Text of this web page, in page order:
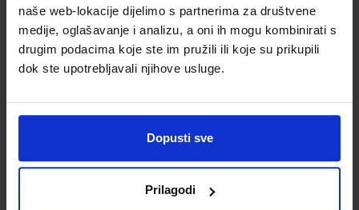
naše web-lokacije dijelimo s partnerima za društvene
medije, oglašavanje i analizu, a oni ih mogu kombinirati s
drugim podacima koje ste im pružili ili koje su prikupili
dok ste upotrebljavali njihove usluge.
Dopusti sve
Prilagodi
Newsletter prijava
Prijavite se kako bi primali informacije o novim
proizvodima i uslugama, akcijama i drugim
pogodnostima